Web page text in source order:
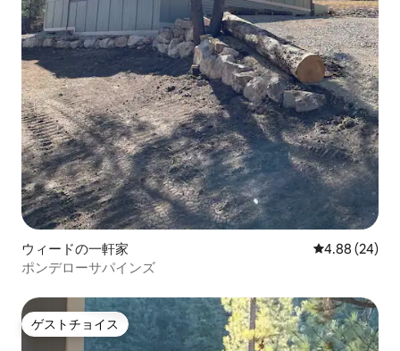
ウィードの一軒家 レビュー24
4.88 (24)
ポンデローサパインズ
ゲストチョイス
ゲストチョイス